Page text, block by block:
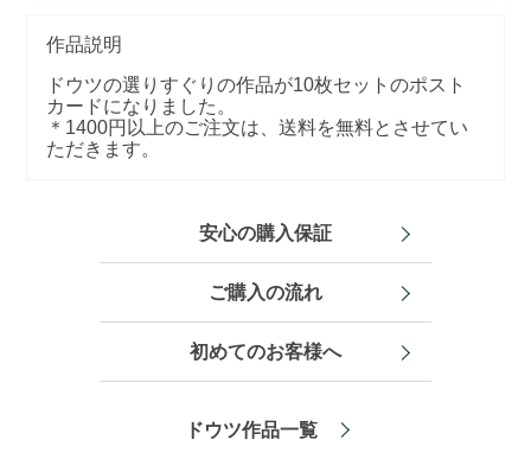
作品説明
ドウツの選りすぐりの作品が10枚セットのポスト
カードになりました。
＊1400円以上のご注文は、送料を無料とさせてい
ただきます。
安心の購入保証
ご購入の流れ
初めてのお客様へ
ドウツ作品一覧